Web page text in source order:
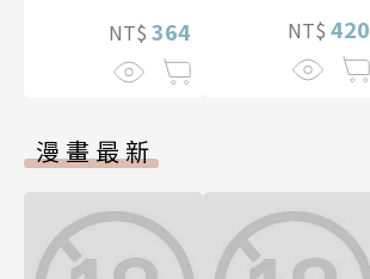
NT$ 364 NT$ 420
漫畫最新